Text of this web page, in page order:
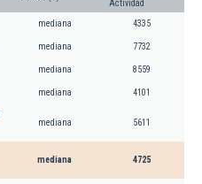
Actividad
mediana 4335
mediana 7732
mediana 8559
mediana 4101
mediana 5611
mediana 4725